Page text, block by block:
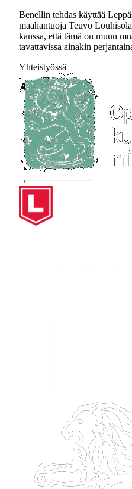
Benellin tehdas käyttää
maahantuoja Teuvo
kanssa, että tämä on muun
tavattavissa ainakin
Yhteistyössä